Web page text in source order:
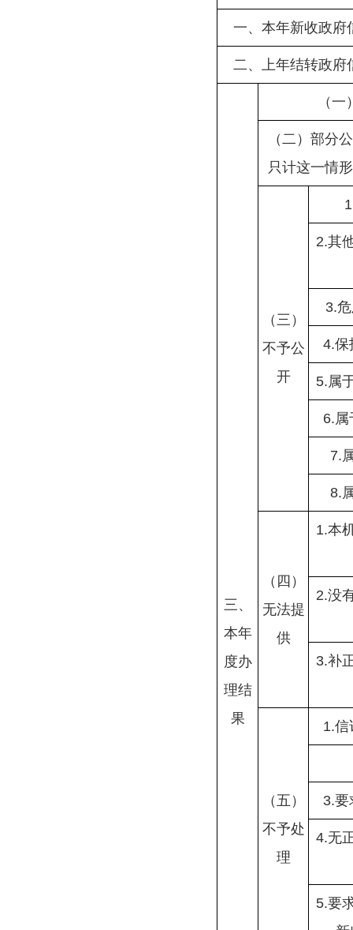
一、本年新收政府
二、上年结转政府
三、
本年
度办
理结
果
（
（二）部分
只计这一情
（三）
不予公
开
2.其
3.
4.保
5.属
6.属
7.
8.
（四）
无法提
供
1.本
2.没
3.补
（五）
不予处
理
1.信
3.要
4.无
5.要